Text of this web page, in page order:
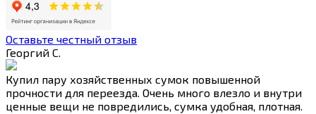
Оставьте честный отзыв
Георгий С.
Купил пару хозяйственных сумок повышенной
прочности для переезда. Очень много влезло и внутри
ценные вещи не повредились, сумка удобная, плотная.